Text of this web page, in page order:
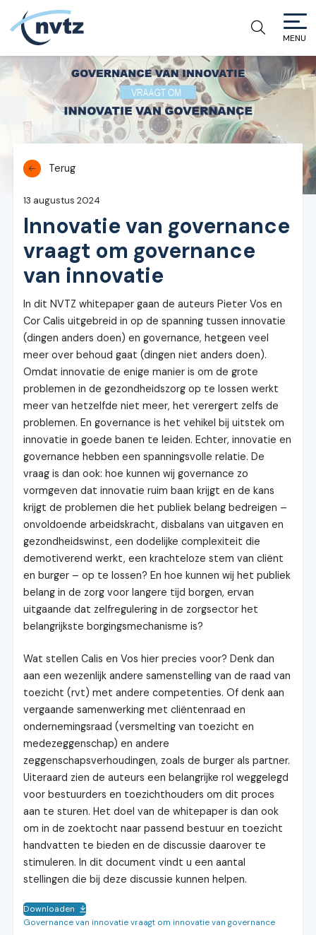
NVTZ
MENU
Terug
13 augustus 2024
Innovatie van governance
vraagt om governance
van innovatie
In dit NVTZ whitepaper gaan de auteurs Pieter Vos en
Cor Calis uitgebreid in op de spanning tussen innovatie
(dingen anders doen) en governance, hetgeen veel
meer over behoud gaat (dingen niet anders doen).
Omdat innovatie de enige manier is om de grote
problemen in de gezondheidszorg op te lossen werkt
meer van hetzelfde niet meer, het verergert zelfs de
problemen. En governance is het vehikel bij uitstek om
innovatie in goede banen te leiden. Echter, innovatie en
governance hebben een spanningsvolle relatie. De
vraag is dan ook: hoe kunnen wij governance zo
vormgeven dat innovatie ruim baan krijgt en de kans
krijgt de problemen die het publiek belang bedreigen –
onvoldoende arbeidskracht, disbalans van uitgaven en
gezondheidswinst, een dodelijke complexiteit die
demotiverend werkt, een krachteloze stem van cliënt
en burger – op te lossen? En hoe kunnen wij het publiek
belang in de zorg voor langere tijd borgen, ervan
uitgaande dat zelfregulering in de zorgsector het
belangrijkste borgingsmechanisme is?
Wat stellen Calis en Vos hier precies voor? Denk dan
aan een wezenlijk andere samenstelling van de raad van
toezicht (rvt) met andere competenties. Of denk aan
vergaande samenwerking met cliëntenraad en
ondernemingsraad (versmelting van toezicht en
medezeggenschap) en andere
zeggenschapsverhoudingen, zoals de burger als partner.
Uiteraard zien de auteurs een belangrijke rol weggelegd
voor bestuurders en toezichthouders om dit proces
aan te sturen. Het doel van de whitepaper is dan ook
om in de zoektocht naar passend bestuur en toezicht
handvatten te bieden en de discussie daarover te
stimuleren. In dit document vindt u een aantal
stellingen die bij deze discussie kunnen helpen.
Governance van innovatie vraagt om innovatie van governance
Downloaden